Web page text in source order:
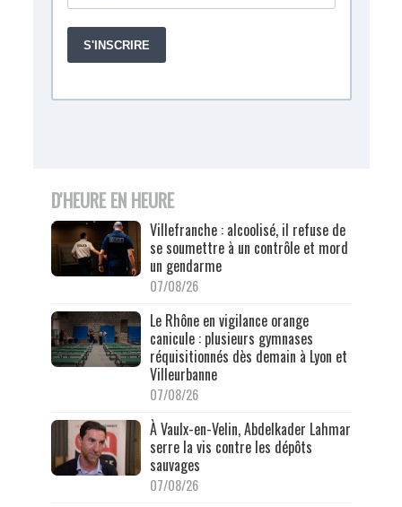
D'HEURE EN HEURE
Villefranche : alcoolisé, il refuse de
se soumettre à un contrôle et mord
un gendarme
07/08/26
Le Rhône en vigilance orange
canicule : plusieurs gymnases
réquisitionnés dès demain à Lyon et
Villeurbanne
07/08/26
À Vaulx-en-Velin, Abdelkader Lahmar
serre la vis contre les dépôts
sauvages
07/08/26